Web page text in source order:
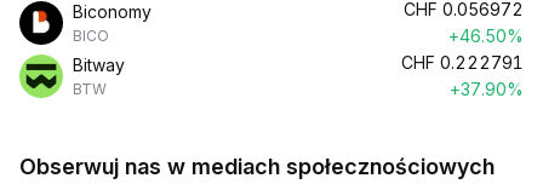
Biconomy
BICO
CHF 0.056972
+46.50%
Bitway
BTW
CHF 0.222791
+37.90%
Obserwuj nas w mediach społecznościowych